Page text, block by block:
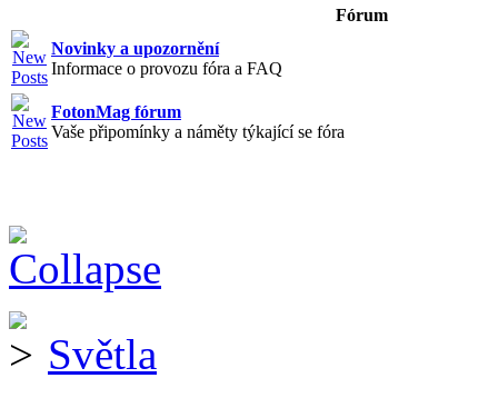
Fórum
Novinky a upozornění
Informace o provozu fóra a FAQ
FotonMag fórum
Vaše připomínky a náměty týkající se fóra
Světla